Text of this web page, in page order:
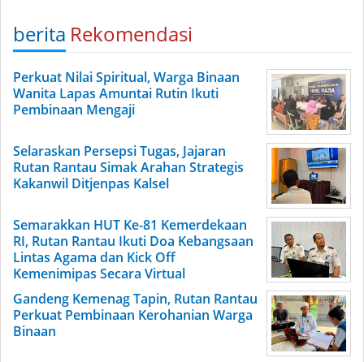
berita Rekomendasi
Perkuat Nilai Spiritual, Warga Binaan
Wanita Lapas Amuntai Rutin Ikuti
Pembinaan Mengaji
Selaraskan Persepsi Tugas, Jajaran
Rutan Rantau Simak Arahan Strategis
Kakanwil Ditjenpas Kalsel
Semarakkan HUT Ke-81 Kemerdekaan
RI, Rutan Rantau Ikuti Doa Kebangsaan
Lintas Agama dan Kick Off
Kemenimipas Secara Virtual
Gandeng Kemenag Tapin, Rutan Rantau
Perkuat Pembinaan Kerohanian Warga
Binaan